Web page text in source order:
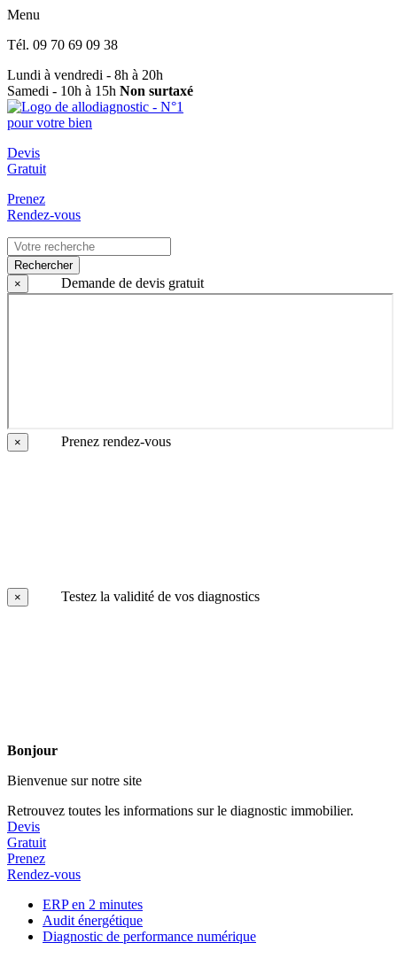
Menu
Tél. 09 70 69 09 38
Lundi à vendredi - 8h à 20h
Samedi - 10h à 15h Non surtaxé
Devis
Gratuit
Prenez
Rendez-vous
Rechercher
×
Demande de devis gratuit
× Prenez rendez-vous
× Testez la validité de vos diagnostics
Bonjour
Bienvenue sur notre site
Retrouvez toutes les informations sur le diagnostic immobilier.
Devis
Gratuit
Prenez
Rendez-vous
ERP en 2 minutes
Audit énergétique
Diagnostic de performance numérique